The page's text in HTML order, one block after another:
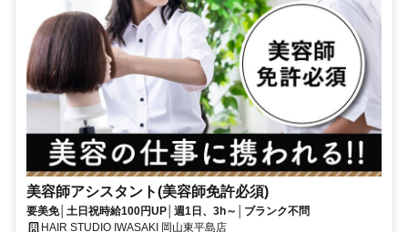
美容師アシスタント(美容師免許必須)
要美免│土日祝時給100円UP│週1日、3h～│ブランク不問
HAIR STUDIO IWASAKI 岡山東平島店